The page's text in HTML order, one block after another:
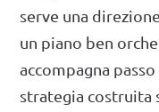
serve una
un piano ben
accompagna
strategia costruita